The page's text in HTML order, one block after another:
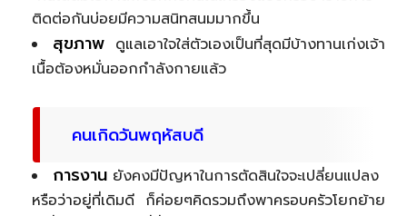
ติดต่อกันบ่อยมีความสนิทสนมมากขึ้น
สุขภาพ ดูแลเอาใจใส่ตัวเองเป็นที่สุดมีบ้างทานเก่งเจ้า
เนื้อต้องหมั่นออกกำลังกายแล้ว
คนเกิดวันพฤหัสบดี
การงาน ยังคงมีปัญหาในการตัดสินใจจะเปลี่ยนแปลง
หรือว่าอยู่ที่เดิมดี ก็ค่อยๆคิดรวมถึงพาครอบครัวโยกย้าย